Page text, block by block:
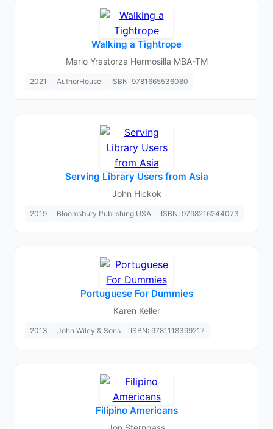
Walking a Tightrope
Mario Yrastorza Hermosilla MBA-TM
2021 AuthorHouse ISBN: 9781665536080
Serving Library Users from Asia
John Hickok
2019 Bloomsbury Publishing USA ISBN: 9798216244073
Portuguese For Dummies
Karen Keller
2013 John Wiley & Sons ISBN: 9781118399217
Filipino Americans